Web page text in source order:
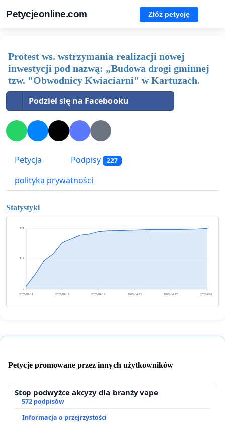
Petycjeonline.com Złóż petycję
Protest ws. wstrzymania realizacji nowej
inwestycji pod nazwą: „Budowa drogi gminnej
tzw. "Obwodnicy Kwiaciarni" w Kartuzach.
Podziel się na Facebooku
Petycja Podpisy 227
polityka prywatności
Statystyki
0
114
227
2025-04-11 2025-04-15 2025-04-19 2025-04-23 2025-04-27 2025-05-01
Petycje promowane przez innych użytkowników
Stop podwyżce akcyzy dla branży vape
572 podpisów
Informacja o przejrzystości